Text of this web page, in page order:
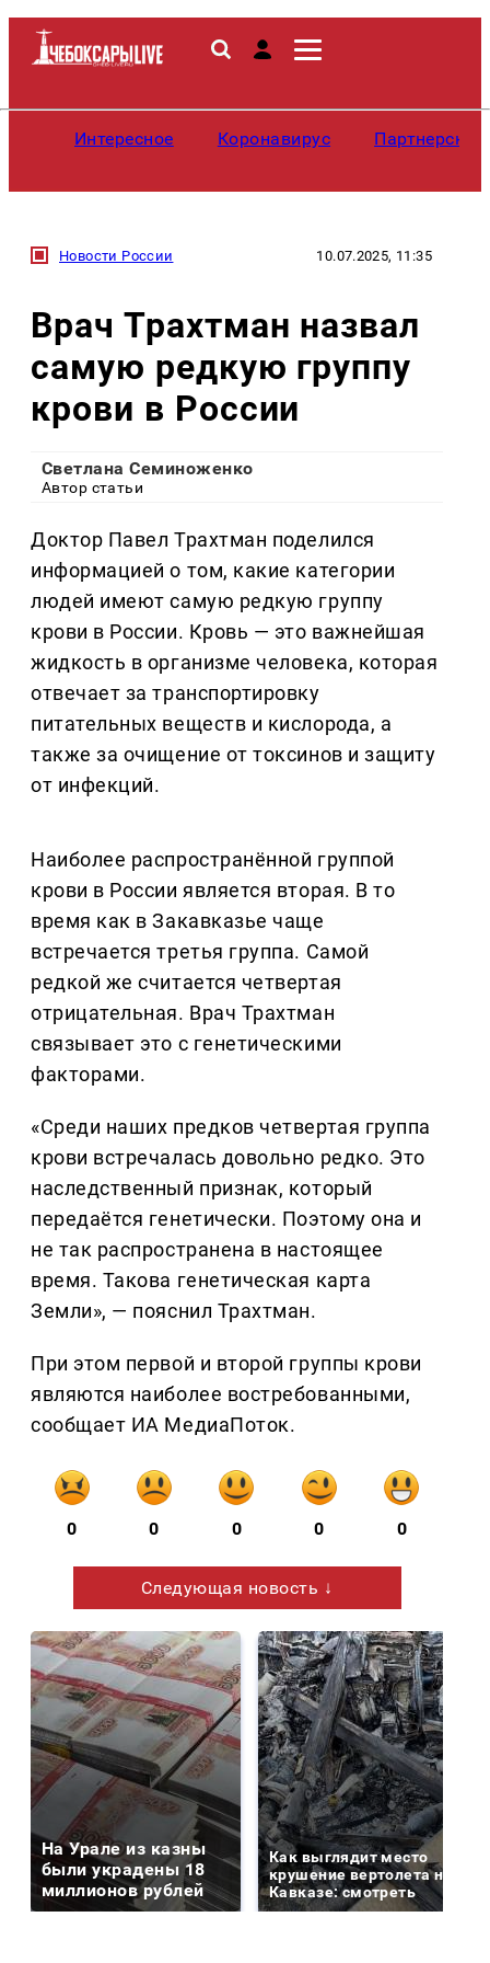
Интересное Коронавирус
Новости России 10.07.2025, 11:35
Врач Трахтман назвал
самую редкую группу
крови в России
Светлана Семиноженко
Автор статьи
Доктор Павел Трахтман поделился
информацией о том, какие категории
людей имеют самую редкую группу
крови в России. Кровь — это важнейшая
жидкость в организме человека, которая
отвечает за транспортировку
питательных веществ и кислорода, а
также за очищение от токсинов и защиту
от инфекций.
Наиболее распространённой группой
крови в России является вторая. В то
время как в Закавказье чаще
встречается третья группа. Самой
редкой же считается четвертая
отрицательная. Врач Трахтман
связывает это с генетическими
факторами.
«Среди наших предков четвертая группа
крови встречалась довольно редко. Это
наследственный признак, который
передаётся генетически. Поэтому она и
не так распространена в настоящее
время. Такова генетическая карта
Земли», — пояснил Трахтман.
При этом первой и второй группы крови
являются наиболее востребованными,
сообщает ИА МедиаПоток.
0 0 0 0 0
Следующая новость ↓
На Урале из казны
были украдены 18
миллионов рублей
Как выглядит место
крушение вертолета на
Кавказе: смотреть